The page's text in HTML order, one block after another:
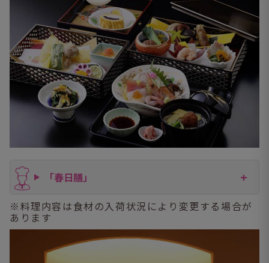
「春日膳」
※料理内容は食材の入荷状況により変更する場合が
あります